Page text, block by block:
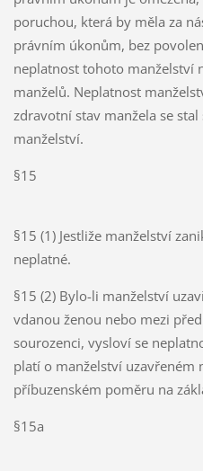
poruchou, která by měla za
právním úkonům, bez
neplatnost tohoto manželství
manželů. Neplatnost
zdravotní stav manžela se
manželství.
§15
§15 (1) Jestliže manželství
neplatné.
§15 (2) Bylo-li manželství
vdanou ženou nebo mezi
sourozenci, vysloví se
platí o manželství uzavřeném
příbuzenském poměru na
§15a